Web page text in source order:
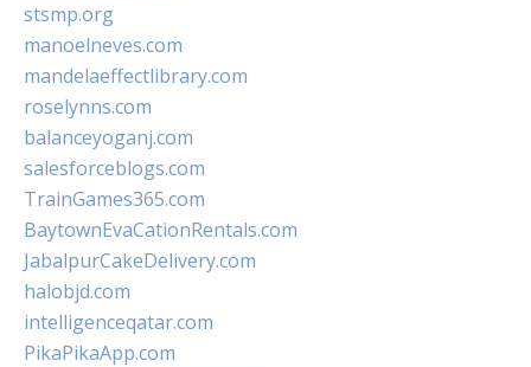
stsmp.org
manoelneves.com
mandelaeffectlibrary.com
roselynns.com
balanceyoganj.com
salesforceblogs.com
TrainGames365.com
BaytownEvaCationRentals.com
JabalpurCakeDelivery.com
halobjd.com
intelligenceqatar.com
PikaPikaApp.com